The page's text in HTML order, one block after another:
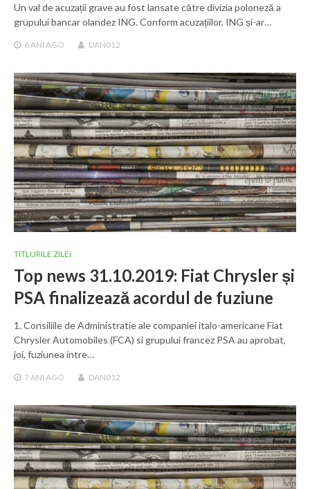
Un val de acuzații grave au fost lansate către divizia poloneză a
grupului bancar olandez ING. Conform acuzațiilor, ING și-ar…
6 ANI AGO DAN012
TITLURILE ZILEI
Top news 31.10.2019: Fiat Chrysler și
PSA finalizează acordul de fuziune
1. Consiliile de Administratie ale companiei italo-americane Fiat
Chrysler Automobiles (FCA) si grupului francez PSA au aprobat,
joi, fuziunea intre…
7 ANI AGO DAN012